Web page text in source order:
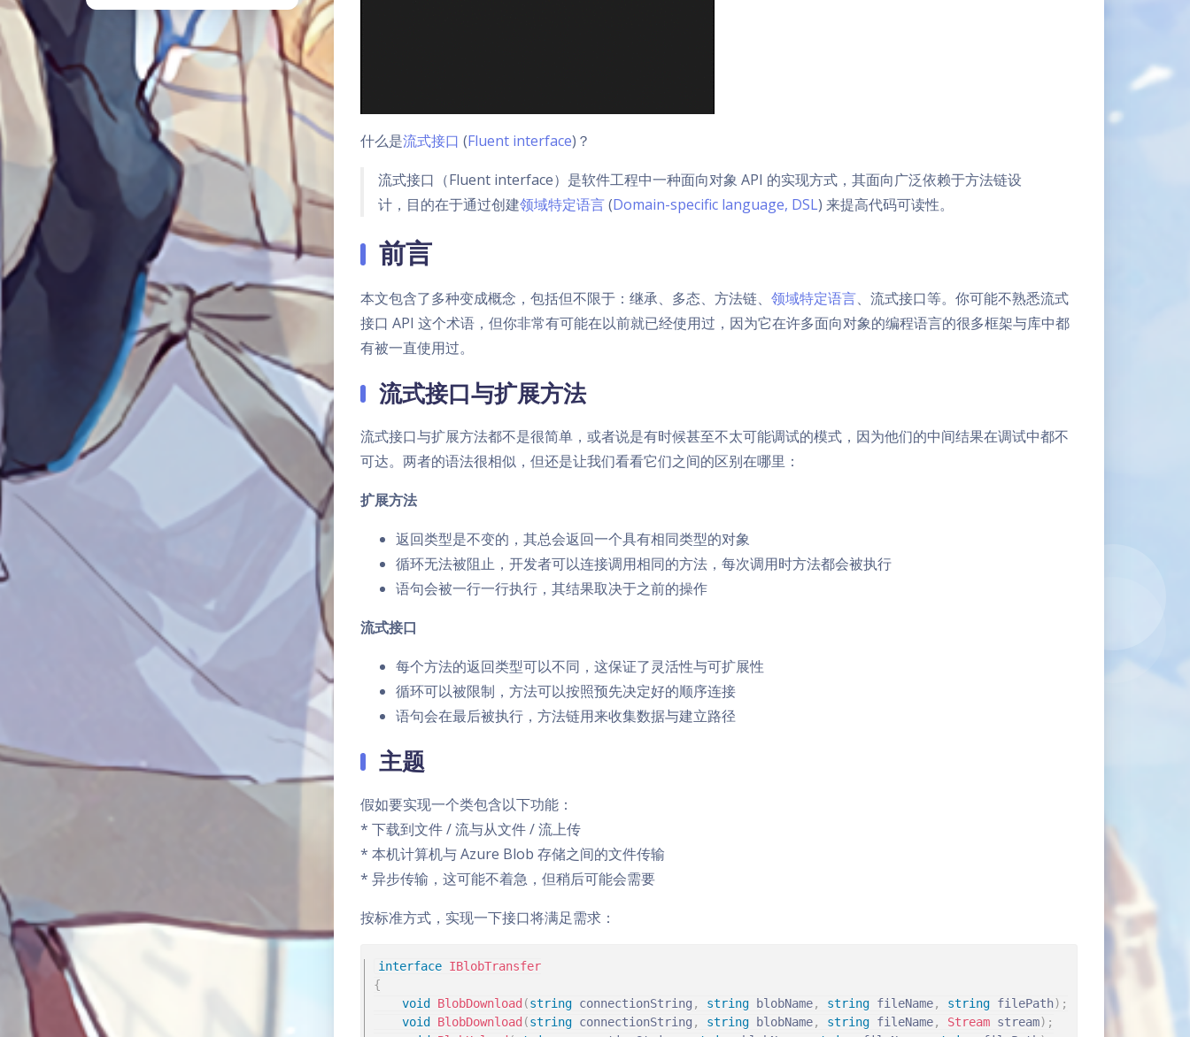
什么是流式接口 (Fluent interface)？
流式接口（Fluent interface）是软件工程中一种面向对象 API 的实现方式，其面向广泛依赖于方法链设
计，目的在于通过创建领域特定语言(Domain-specific language, DSL) 来提高代码可读性。
前言
本文包含了多种变成概念，包括但不限于：继承、多态、方法链、 领域特定语言、流式接口等。你可能不熟悉流式
接口 API 这个术语，但你非常有可能在以前就已经使用过，因为它在许多面向对象的编程语言的很多框架与库中都
有被一直使用过。
流式接口与扩展方法
流式接口与扩展方法都不是很简单，或者说是有时候甚至不太可能调试的模式，因为他们的中间结果在调试中都不
可达。两者的语法很相似，但还是让我们看看它们之间的区别在哪里：
扩展方法
返回类型是不变的，其总会返回一个具有相同类型的对象
循环无法被阻止，开发者可以连接调用相同的方法，每次调用时方法都会被执行
语句会被一行一行执行，其结果取决于之前的操作
流式接口
每个方法的返回类型可以不同，这保证了灵活性与可扩展性
循环可以被限制，方法可以按照预先决定好的顺序连接
语句会在最后被执行，方法链用来收集数据与建立路径
主题
假如要实现一个类包含以下功能：
* 下载到文件 / 流与从文件 / 流上传
* 本机计算机与 Azure Blob 存储之间的文件传输
* 异步传输，这可能不着急，但稍后可能会需要
按标准方式，实现一下接口将满足需求：
interface IBlobTransfer
{
void
BlobDownload (string connectionString , string blobName, string fileName, string filePath) ;
void
BlobDownload (string connectionString , string blobName, string fileName, Stream stream) ;